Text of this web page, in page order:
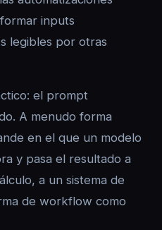
inputs
legibles por otras
el prompt
A menudo forma
en el que un modelo
y pasa el resultado a
a un sistema de
de workflow como